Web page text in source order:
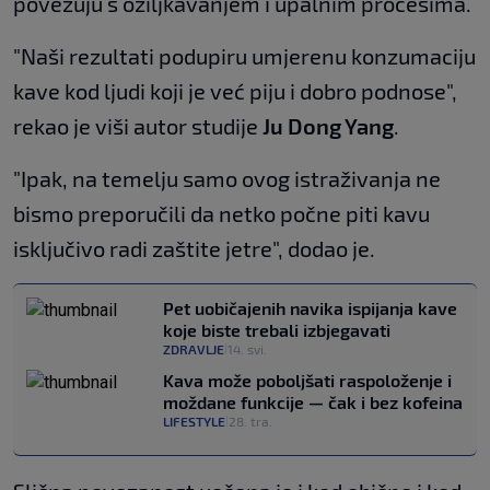
"Naši rezultati podupiru umjerenu konzumaciju
kave kod ljudi koji je već piju i dobro podnose",
rekao je viši autor studije Ju Dong Yang
"Ipak, na temelju samo ovog istraživanja ne
bismo preporučili da netko počne piti kavu
isključivo radi zaštite jetre", dodao je.
Pet uobičajenih navika ispijanja kave
koje biste trebali izbjegavati
ZDRAVLJE 14. svi.
Kava može poboljšati raspoloženje i
moždane funkcije — čak i bez kofeina
LIFESTYLE 28. tra.